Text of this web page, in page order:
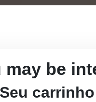
may be
Seu